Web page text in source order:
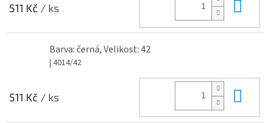
511 Kč / ks
Barva: černá, Velikost: 42
| 4014/42
511 Kč / ks